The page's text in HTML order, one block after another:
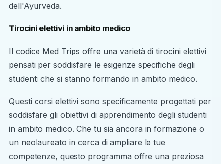
dell'Ayurveda.
Tirocini elettivi in ​​ambito medico
Il codice Med Trips offre una varietà di tirocini elettivi
pensati per soddisfare le esigenze specifiche degli
studenti che si stanno formando in ambito medico.
Questi corsi elettivi sono specificamente progettati per
soddisfare gli obiettivi di apprendimento degli studenti
in ambito medico. Che tu sia ancora in formazione o
un neolaureato in cerca di ampliare le tue
competenze, questo programma offre una preziosa